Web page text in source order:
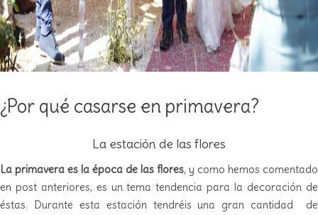
¿Por qué casarse en primavera?
La estación de las flores
La primavera es la época de las flores, y como hemos comentado
en post anteriores, es un tema tendencia para la decoración de
éstas. Durante esta estación tendréis una gran cantidad de